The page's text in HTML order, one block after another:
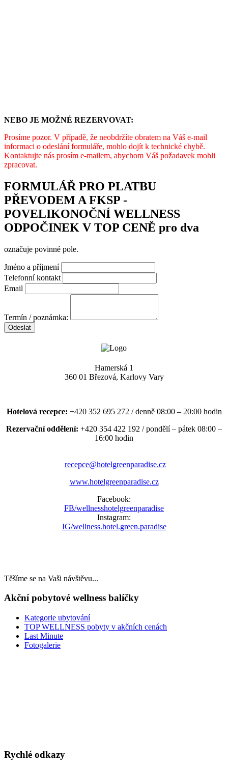
NEBO JE MOŽNÉ REZERVOVAT:
Prosíme pozor. V případě, že neobdržíte obratem na Váš e-mail
informaci o odeslání formuláře, mohlo dojít k technické chybě.
Kontaktujte nás prosím e-mailem, abychom Váš požadavek mohli
zpracovat.
FORMULÁŘ PRO PLATBU
PŘEVODEM A FKSP -
POVELIKONOČNÍ WELLNESS
ODPOČINEK V TOP CENĚ pro dva
označuje povinné pole.
Jméno a příjmení
Telefonní kontakt
Email
Termín / poznámka:
Odeslat
Hamerská 1
360 01 Březová, Karlovy Vary
Hotelová recepce: +420 352 695 272 / denně 08:00 – 20:00 hodin
Rezervační oddělení: +420 354 422 192 / pondělí – pátek 08:00 –
16:00 hodin
recepce@hotelgreenparadise.cz
www.hotelgreenparadise.cz
Facebook:
FB/wellnesshotelgreenparadise
Instagram:
IG/wellness.hotel.green.paradise
Těšíme se na Vaši návštěvu...
Akční pobytové wellness balíčky
Kategorie ubytování
TOP WELLNESS pobyty v akčních cenách
Last Minute
Fotogalerie
Rychlé odkazy